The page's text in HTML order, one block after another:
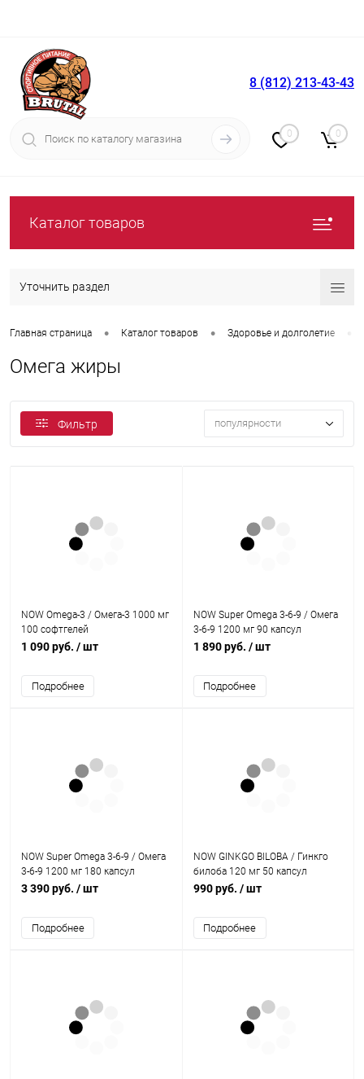
Вход Регистрация
8 (812) 213-43-43
0 0
Каталог товаров
Уточнить раздел
Главная страница • Каталог товаров • Здоровье и долголетие
Омега жиры
Фильтр популярности
NOW Omega-3 / Омега-3 1000 мг
100 софтгелей
1 090 руб. / шт
Подробнее
NOW Super Omega 3-6-9 / Омега
3-6-9 1200 мг 90 капсул
1 890 руб. / шт
Подробнее
NOW Super Omega 3-6-9 / Омега
3-6-9 1200 мг 180 капсул
3 390 руб. / шт
Подробнее
NOW GINKGO BILOBA / Гинкго
билоба 120 мг 50 капсул
990 руб. / шт
Подробнее